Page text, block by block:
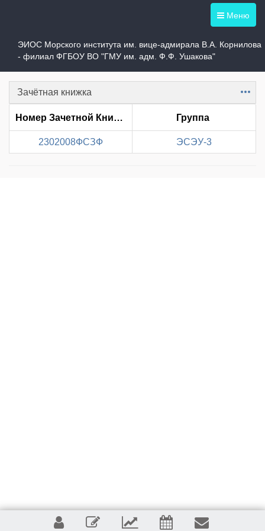
Меню
ЭИОС Морского института им. вице-адмирала В.А. Корнилова
- филиал ФГБОУ ВО "ГМУ им. адм. Ф.Ф. Ушакова"
Студент 2302008ФСЗФ
Зачётная книжка Item
Номер Зачетной Книжки Группа
2302008ФСЗФ ЭСЭУ-3